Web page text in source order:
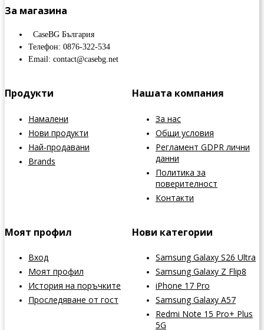
За магазина
CaseBG България
Телефон: 0876-322-534
Email: contact@casebg.net
Продукти
Намалени
Нови продукти
Най-продавани
Brands
Нашата компания
За нас
Общи условия
Регламент GDPR лични
данни
Политика за
поверителност
Контакти
Моят профил
Вход
Моят профил
История на поръчките
Проследяване от гост
Нови категории
Samsung Galaxy S26 Ultra
Samsung Galaxy Z Flip8
iPhone 17 Pro
Samsung Galaxy A57
Redmi Note 15 Pro+ Plus
5G